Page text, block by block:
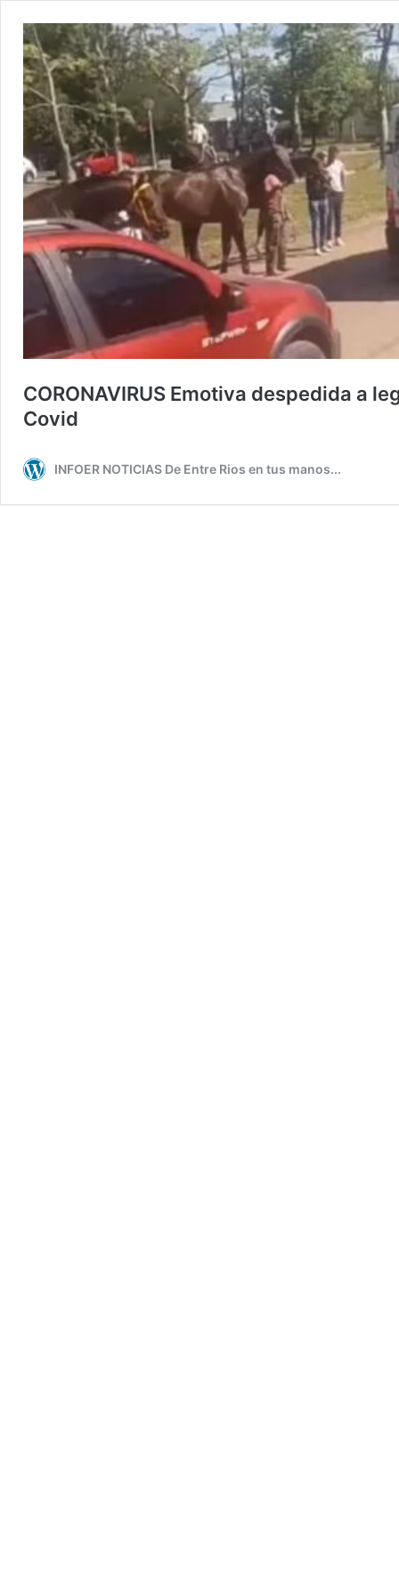
CORONAVIRUS Emotiva despedida a
Covid
INFOER NOTICIAS De Entre Rios en tus manos...